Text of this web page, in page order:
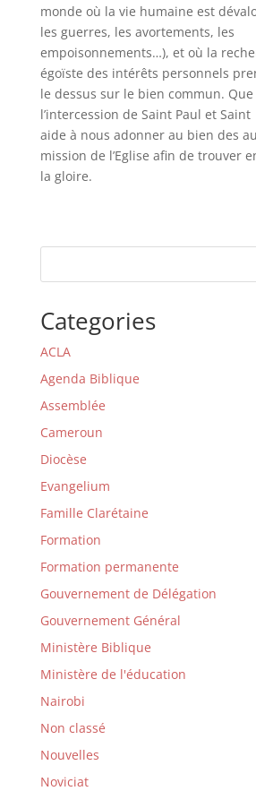
monde où la vie humaine est
les guerres, les avortements, les
empoisonnements…), et où la
égoïste des intérêts personnels
le dessus sur le bien commun.
l’intercession de Saint Paul et
aide à nous adonner au bien des
mission de l’Eglise afin de trouver
la gloire.
Categories
ACLA
Agenda Biblique
Assemblée
Cameroun
Diocèse
Evangelium
Famille Clarétaine
Formation
Formation permanente
Gouvernement de Délégation
Gouvernement Général
Ministère Biblique
Ministère de l'éducation
Nairobi
Non classé
Nouvelles
Noviciat